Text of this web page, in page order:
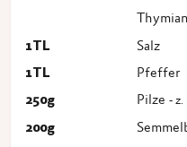
Thymian
1TL
Salz
1TL
Pfeffer
250g Pilze - z.
200g